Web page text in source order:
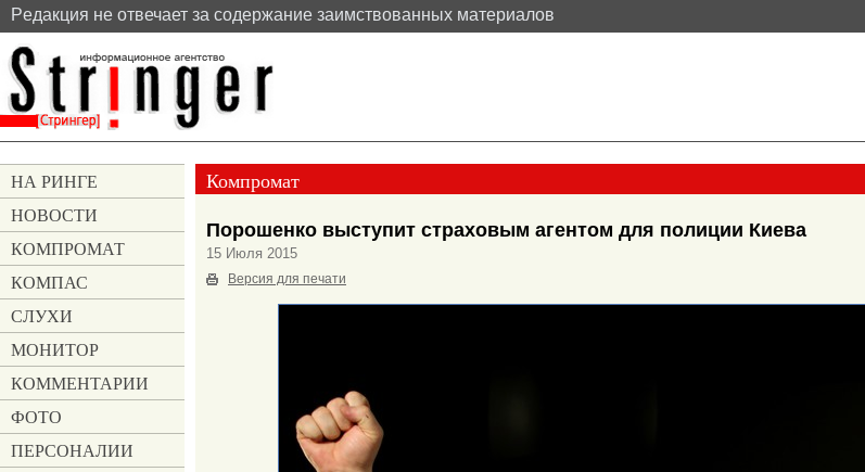
Pедакция не отвечает за содержание заимствованных материалов
Компромат
Порошенко выступит страховым агентом для полиции Киева
15 Июля 2015
Версия для печати
НА РИНГЕ
НОВОСТИ
КОМПРОМАТ
КОМПАС
СЛУХИ
МОНИТОР
КОММЕНТАРИИ
ФОТО
ПЕРСОНАЛИИ